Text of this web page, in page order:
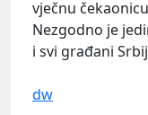
vječnu
Nezgodno je
i svi građani
dw